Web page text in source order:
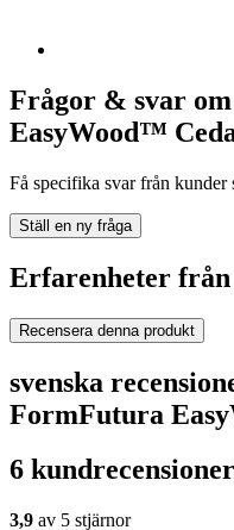
Frågor & svar
EasyWood™
Få specifika svar från
Ställ en ny fråga
Erfarenheter
Recensera denna produkt
svenska
FormFutura
6
3,9 av 5 stjärnor